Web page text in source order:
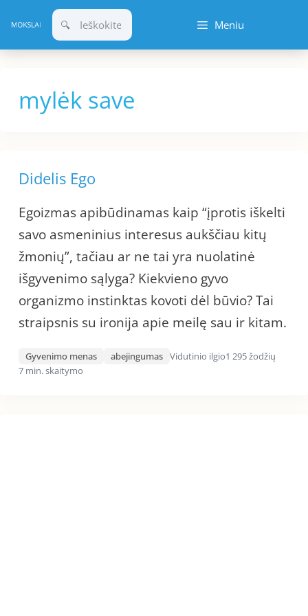
prie
turinio
Meniu
mylėk save
Didelis Ego
Egoizmas apibūdinamas kaip “įprotis iškelti
savo asmeninius interesus aukščiau kitų
žmonių”, tačiau ar ne tai yra nuolatinė
išgyvenimo sąlyga? Kiekvieno gyvo
organizmo instinktas kovoti dėl būvio? Tai
straipsnis su ironija apie meilę sau ir kitam.
Gyvenimo menas abejingumas Vidutinio ilgio1 295 žodžių
7 min. skaitymo